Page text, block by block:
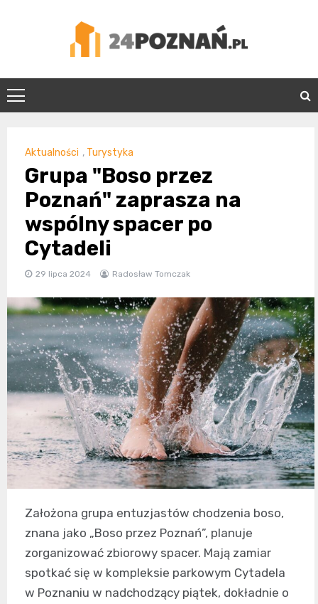
24Poznań.pl
Aktualności , Turystyka
Grupa "Boso przez
Poznań" zaprasza na
wspólny spacer po
Cytadeli
29 lipca 2024 Radosław Tomczak
Założona grupa entuzjastów chodzenia boso,
znana jako „Boso przez Poznań”, planuje
zorganizować zbiorowy spacer. Mają zamiar
spotkać się w kompleksie parkowym Cytadela
w Poznaniu w nadchodzący piątek, dokładnie o